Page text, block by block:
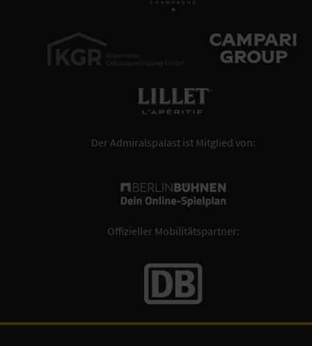
Der Admiralspalast ist Mitglied von:
Offizieller Mobilitätspartner: